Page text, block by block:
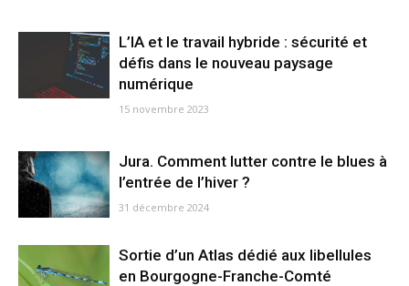
L’IA et le travail hybride : sécurité et
défis dans le nouveau paysage
numérique
15 novembre 2023
Jura. Comment lutter contre le blues à
l’entrée de l’hiver ?
31 décembre 2024
Sortie d’un Atlas dédié aux libellules
en Bourgogne-Franche-Comté